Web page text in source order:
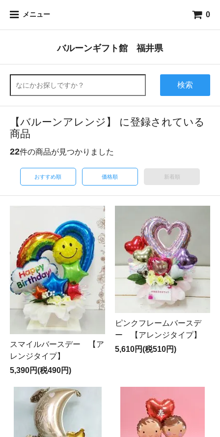
メニュー 0
バルーンギフト館 福井県
検索
【バルーンアレンジ】 に登録されている
商品
22件の商品が見つかりました
おすすめ順 価格順 新着順
スマイルバースデー 【ア
レンジタイプ】
5,390円(税490円)
ピンクフレームバースデ
ー 【アレンジタイプ】
5,610円(税510円)